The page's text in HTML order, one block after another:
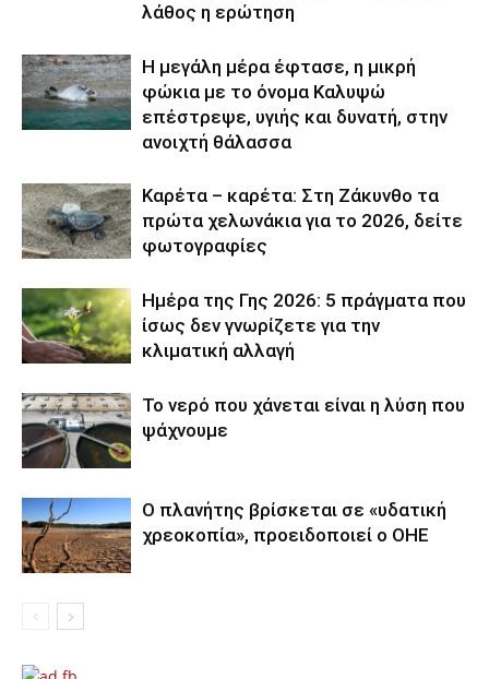
λάθος η ερώτηση
Η μεγάλη μέρα έφτασε, η μικρή
φώκια με το όνομα Καλυψώ
επέστρεψε, υγιής και δυνατή, στην
ανοιχτή θάλασσα
Καρέτα – καρέτα: Στη Ζάκυνθο τα
πρώτα χελωνάκια για το 2026, δείτε
φωτογραφίες
Ημέρα της Γης 2026: 5 πράγματα που
ίσως δεν γνωρίζετε για την
κλιματική αλλαγή
Το νερό που χάνεται είναι η λύση που
ψάχνουμε
Ο πλανήτης βρίσκεται σε «υδατική
χρεοκοπία», προειδοποιεί ο ΟΗΕ